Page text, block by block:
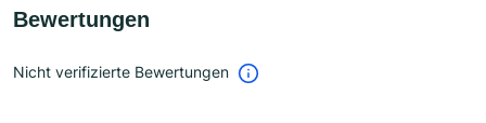
Bewertungen
Nicht verifizierte Bewertungen